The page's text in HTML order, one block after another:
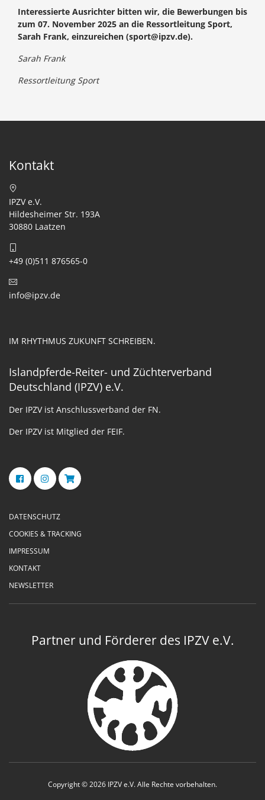
Interessierte Ausrichter bitten wir, die Bewerbungen bis
zum 07. November 2025 an die Ressortleitung Sport,
Sarah Frank, einzureichen (sport@ipzv.de).
Sarah Frank
Ressortleitung Sport
Kontakt
IPZV e.V.
Hildesheimer Str. 193A
30880 Laatzen
+49 (0)511 876565-0
info@ipzv.de
IM RHYTHMUS ZUKUNFT SCHREIBEN.
Islandpferde-Reiter- und Züchterverband
Deutschland (IPZV) e.V.
Der IPZV ist Anschlussverband der FN.
Der IPZV ist Mitglied der FEIF.
DATENSCHUTZ
COOKIES & TRACKING
IMPRESSUM
KONTAKT
NEWSLETTER
Partner und Förderer des IPZV e.V.
Copyright © 2026 IPZV e.V. Alle Rechte vorbehalten.